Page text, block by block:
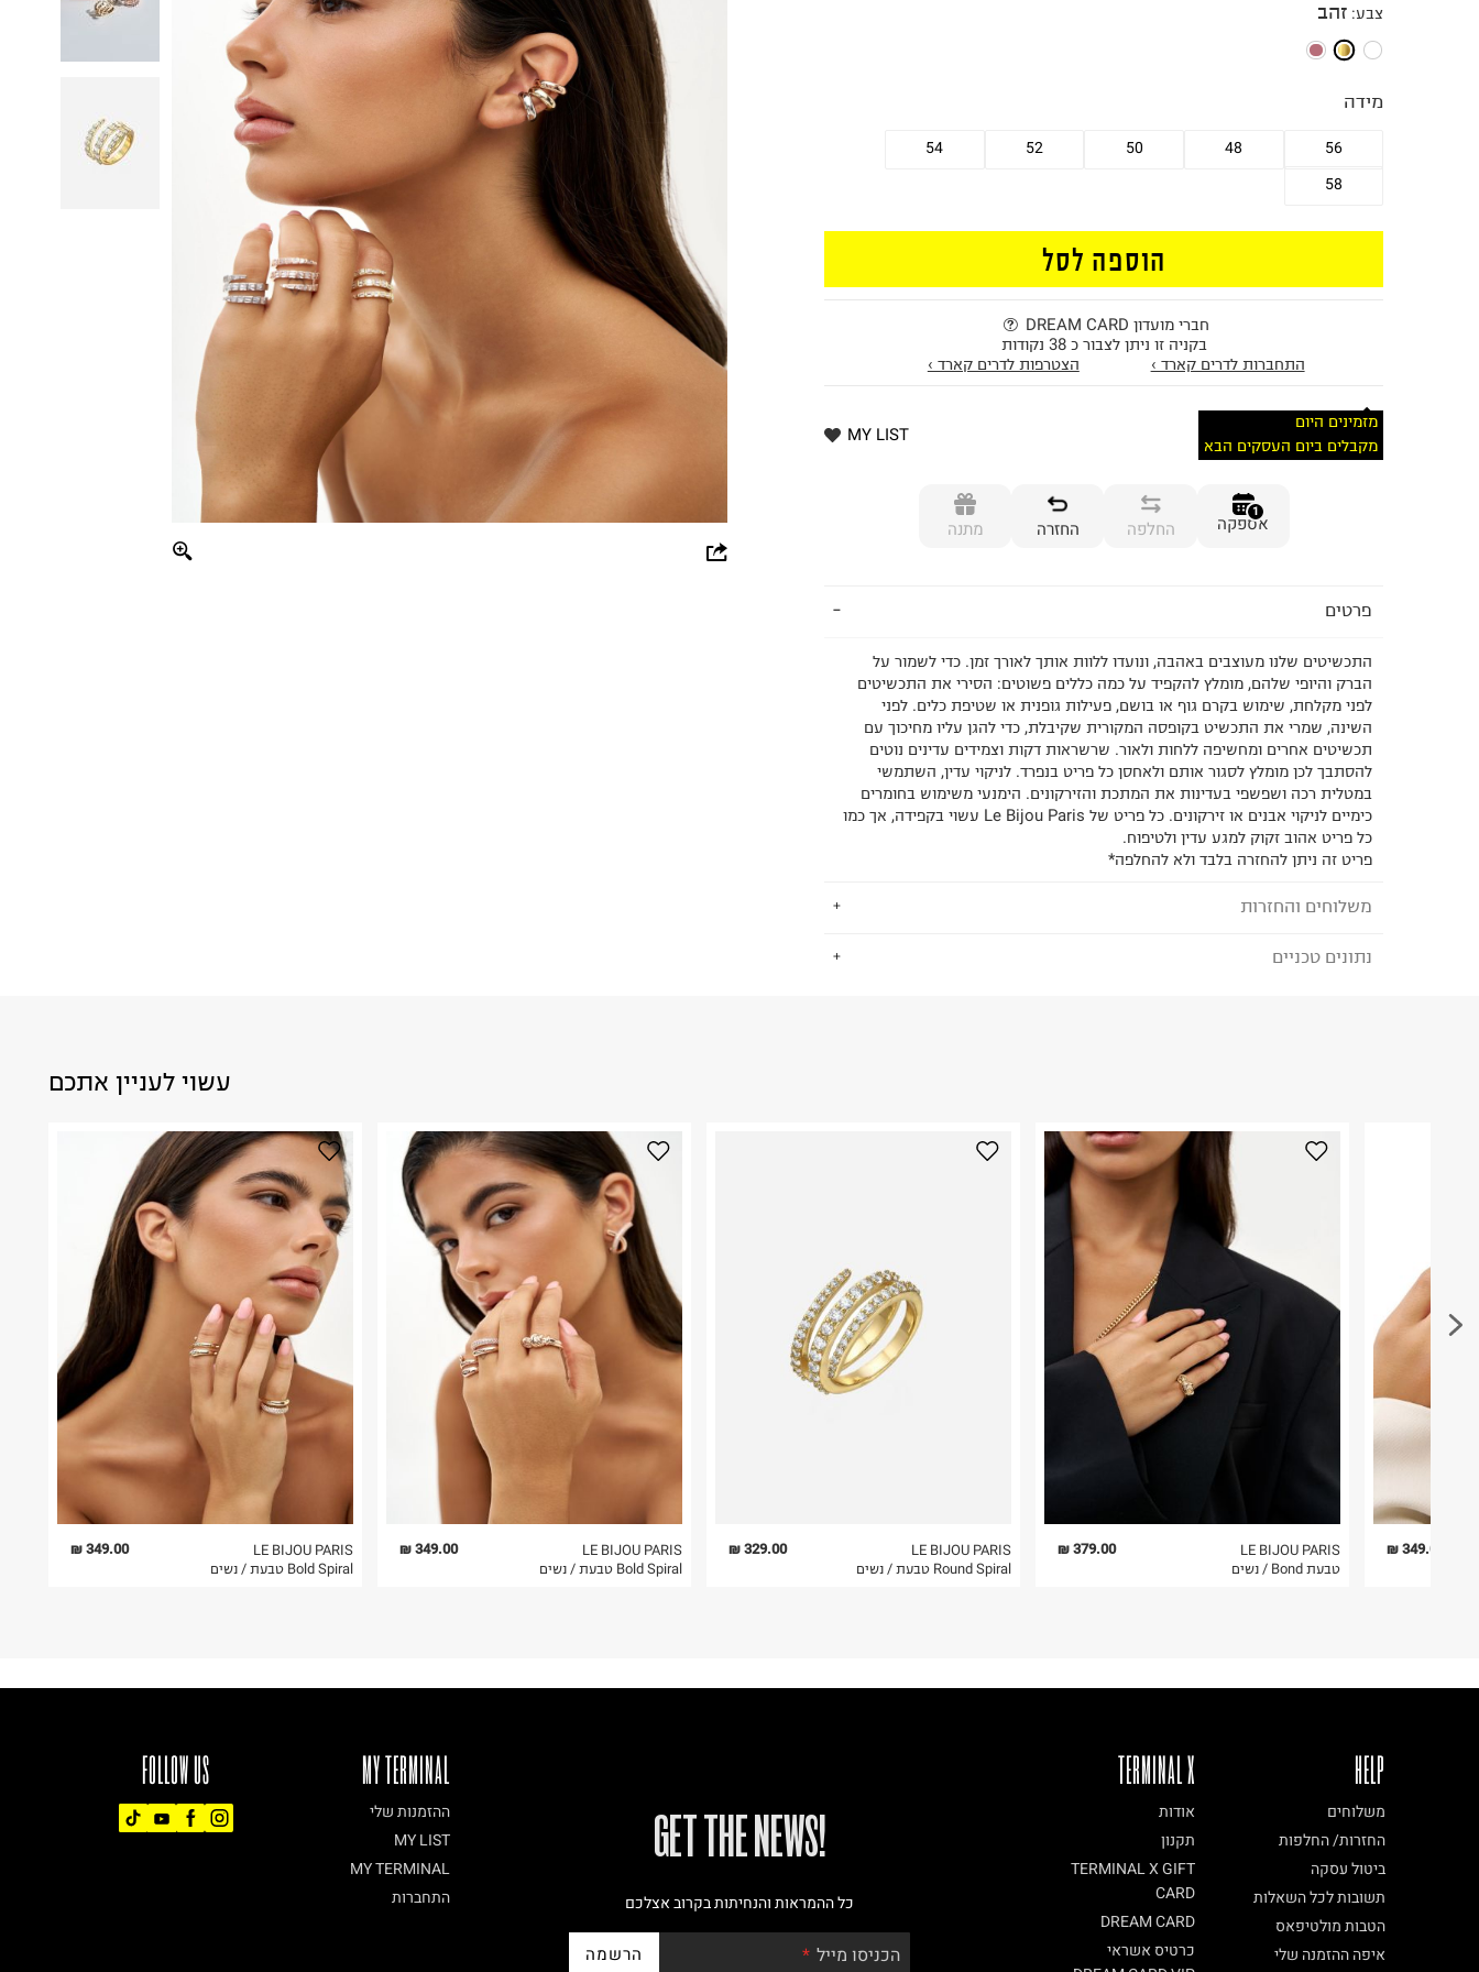
צבע: זהב
מידה
56
48
50
52
54
58
הוספה לסל
חברי מועדון DREAM CARD
בקניה זו ניתן לצבור כ 38 נקודות
התחברות לדרים קארד ›
הצטרפות לדרים קארד ›
מזמינים היום
מקבלים ביום העסקים הבא
MY LIST
1
אספקה החלפה החזרה מתנה
פרטים
התכשיטים שלנו מעוצבים באהבה, ונועדו ללוות אותך לאורך זמן. כדי לשמור על
הברק והיופי שלהם, מומלץ להקפיד על כמה כללים פשוטים: הסירי את התכשיטים
לפני מקלחת, שימוש בקרם גוף או בושם, פעילות גופנית או שטיפת כלים. לפני
השינה, שמרי את התכשיט בקופסה המקורית שקיבלת, כדי להגן עליו מחיכוך עם
תכשיטים אחרים ומחשיפה ללחות ולאור. שרשראות דקות וצמידים עדינים נוטים
להסתבך לכן מומלץ לסגור אותם ולאחסן כל פריט בנפרד. לניקוי עדין, השתמשי
במטלית רכה ושפשפי בעדינות את המתכת והזירקונים. הימנעי משימוש בחומרים
כימיים לניקוי אבנים או זירקונים. כל פריט של Le Bijou Paris עשוי בקפידה, אך כמו
כל פריט אהוב זקוק למגע עדין ולטיפוח.
פריט זה ניתן להחזרה בלבד ולא להחלפה*
משלוחים והחזרות
לבחירת בשיטת המשלוח המתאימה לכם,
לפני החזרת החבילה, חשוב להדביק את מדבקת הגוביינא על גבי החבילה
במקום בו הודבקה הכתובת שלכם.
פריטים שבירים יש להחזיר עם שליח דרך ממשק ההחזרות באתר בלבד
בהתאם לתנאי השימוש.
חשוב לשים לב:
3. מוצרי טיפוח ניתן להחזיר סגורים באריזתם המקורית בלבד. לא ניתן
נתונים טכניים
טרמינל איקס אונליין בע"מ
בית פוקס-רח' החרמון
קריית שדה התעופה
עשוי לעניין אתכם
349.00 ₪
LE BIJOU PARIS
Bold Spiral טבעת / נשים
349.00 ₪
LE BIJOU PARIS
Bold Spiral טבעת / נשים
329.00 ₪
LE BIJOU PARIS
Round Spiral טבעת / נשים
379.00 ₪
LE BIJOU PARIS
טבעת Bond / נשים
349.00 ₪
FOLLOW US MY TERMINAL
ההזמנות שלי
MY LIST
MY TERMINAL
התחברות
!GET THE NEWS
כל ההמראות והנחיתות בקרוב אצלכם
הכניסו מייל הרשמה
TERMINAL X
אודות
תקנון
TERMINAL X GIFT
CARD
DREAM CARD
כרטיס אשראי
HELP
משלוחים
החזרות/ החלפות
ביטול עסקה
תשובות לכל השאלות
הטבות מולטיפאס
איפה ההזמנה שלי